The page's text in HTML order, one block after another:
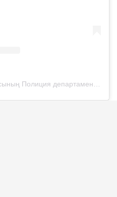
Публикация от Астана қаласының Полиция департаменті (@police__astana)